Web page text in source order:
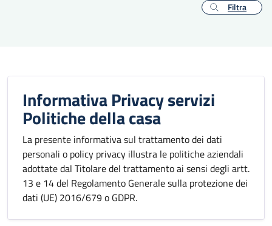
Filtra
Informativa Privacy servizi
Politiche della casa
La presente informativa sul trattamento dei dati
personali o policy privacy illustra le politiche aziendali
adottate dal Titolare del trattamento ai sensi degli artt.
13 e 14 del Regolamento Generale sulla protezione dei
dati (UE) 2016/679 o GDPR.